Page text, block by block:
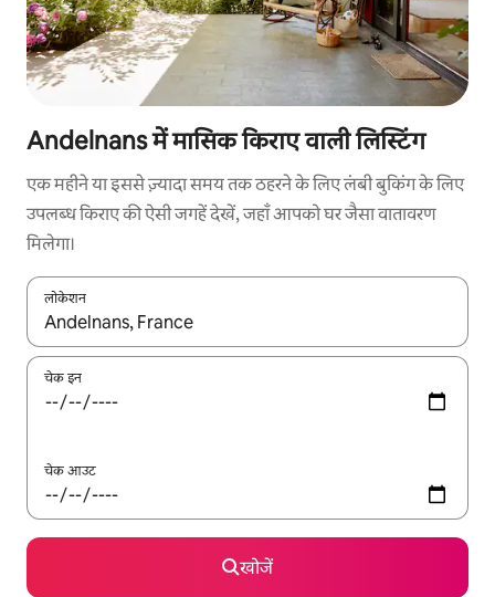
Andelnans में मासिक किराए वाली लिस्टिंग
एक महीने या इससे ज़्यादा समय तक ठहरने के लिए लंबी बुकिंग के लिए
उपलब्ध किराए की ऐसी जगहें देखें, जहाँ आपको घर जैसा वातावरण
मिलेगा।
लोकेशन
नतीजों के उपलब्ध होने पर, अप और डाउन 'ऐरो की' का इस्तेमाल करके नेविगेट
चेक इन
चेक आउट
खोजें